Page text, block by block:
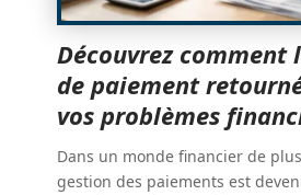
Découvrez
de paiement
vos problèmes
Dans un monde financier de
gestion des paiements est